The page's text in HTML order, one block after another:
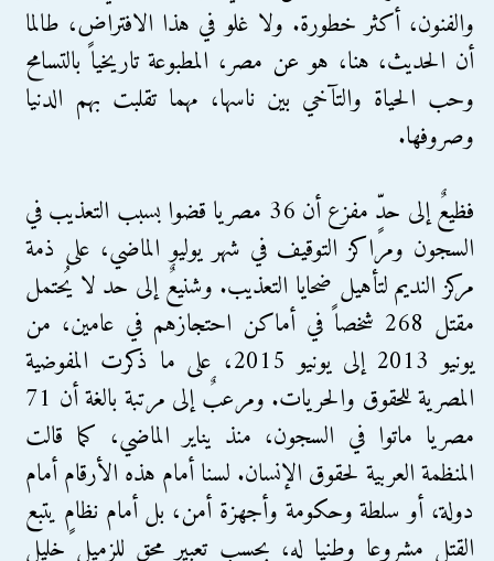
والفنون، أكثر خطورة. ولا غلو في هذا الافتراض، طالما
أن الحديث، هنا، هو عن مصر، المطبوعة تاريخياً بالتسامح
وحب الحياة والتآخي بين ناسها، مهما تقلبت بهم الدنيا
وصروفها.
فظيعٌ إلى حدٍّ مفزع أن 36 مصريا قضوا بسبب التعذيب في
السجون ومراكز التوقيف في شهر يوليو الماضي، على ذمة
مركز النديم لتأهيل ضحايا التعذيب. وشنيعٌ إلى حد لا يُحتمل
مقتل 268 شخصاً في أماكن احتجازهم في عامين، من
يونيو 2013 إلى يونيو 2015، على ما ذكرت المفوضية
المصرية للحقوق والحريات. ومرعبٌ إلى مرتبة بالغة أن 71
مصريا ماتوا في السجون، منذ يناير الماضي، كما قالت
المنظمة العربية لحقوق الإنسان. لسنا أمام هذه الأرقام أمام
دولة، أو سلطة وحكومة وأجهزة أمن، بل أمام نظامٍ يتبع
القتل مشروعا وطنيا له، بحسب تعبير محق للزميل خليل